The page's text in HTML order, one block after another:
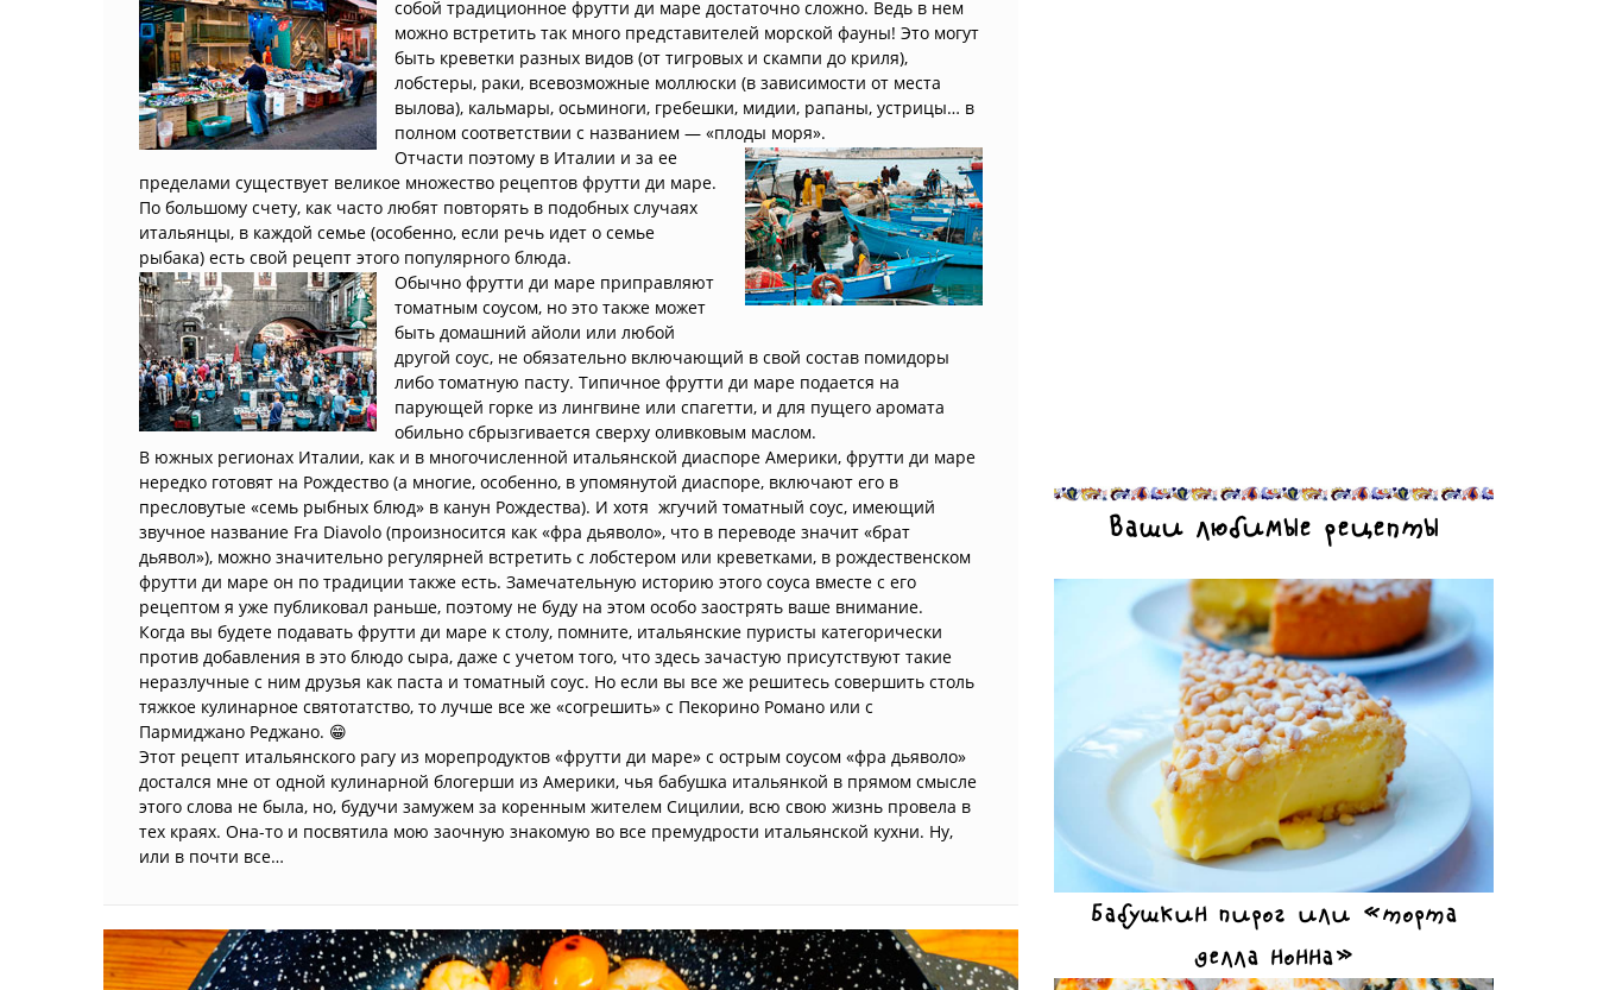
собой традиционное фрутти ди маре достаточно сложно. Ведь в нем
можно встретить так много представителей морской фауны! Это могут
быть креветки разных видов (от тигровых и скампи до криля),
лобстеры, раки, всевозможные моллюски (в зависимости от места
вылова), кальмары, осьминоги, гребешки, мидии, рапаны, устрицы… в
полном соответствии с названием — «плоды моря».
Отчасти поэтому в Италии и за ее
пределами существует великое множество рецептов фрутти ди маре.
По большому счету, как часто любят повторять в подобных случаях
итальянцы, в каждой семье (особенно, если речь идет о семье
рыбака) есть свой рецепт этого популярного блюда.
Обычно фрутти ди маре приправляют
томатным соусом, но это также может
быть домашний айоли или любой
другой соус, не обязательно включающий в свой состав помидоры
либо томатную пасту. Типичное фрутти ди маре подается на
парующей горке из лингвине или спагетти, и для пущего аромата
обильно сбрызгивается сверху оливковым маслом.
В южных регионах Италии, как и в многочисленной итальянской диаспоре Америки, фрутти ди маре
нередко готовят на Рождество (а многие, особенно, в упомянутой диаспоре, включают его в
пресловутые «семь рыбных блюд» в канун Рождества). И хотя жгучий томатный соус, имеющий
звучное название Fra Diavolo (произносится как «фра дьяволо», что в переводе значит «брат
дьявол»), можно значительно регулярней встретить с лобстером или креветками, в рождественском
фрутти ди маре он по традиции также есть. Замечательную историю этого соуса вместе с его
рецептом я уже публиковал раньше, поэтому не буду на этом особо заострять ваше внимание.
Когда вы будете подавать фрутти ди маре к столу, помните, итальянские пуристы категорически
против добавления в это блюдо сыра, даже с учетом того, что здесь зачастую присутствуют такие
неразлучные с ним друзья как паста и томатный соус. Но если вы все же решитесь совершить столь
тяжкое кулинарное святотатство, то лучше все же «согрешить» с Пекорино Романо или с
Пармиджано Реджано. 😁
Этот рецепт итальянского рагу из морепродуктов «фрутти ди маре» с острым соусом «фра дьяволо»
достался мне от одной кулинарной блогерши из Америки, чья бабушка итальянкой в прямом смысле
этого слова не была, но, будучи замужем за коренным жителем Сицилии, всю свою жизнь провела в
тех краях. Она-то и посвятила мою заочную знакомую во все премудрости итальянской кухни. Ну,
или в почти все…
Ваши любимые рецепты
Бабушкин пирог или «торта
делла нонна»